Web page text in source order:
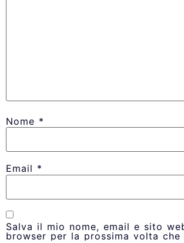
Nome *
Email *
Salva il mio nome, email e sito
browser per la prossima volta che